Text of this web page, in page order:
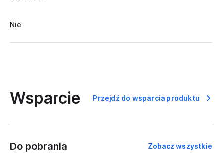
Nie
Wsparcie Przejdź do wsparcia produktu
Do pobrania Zobacz wszystkie